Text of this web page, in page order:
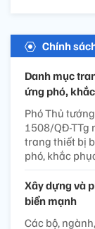
Chính
Danh mục
ứng phó,
Phó Thủ
1508/QĐ-TTg
trang thiết bị
phó, khắc
Xây dựng và
biển mạnh
Các bộ,